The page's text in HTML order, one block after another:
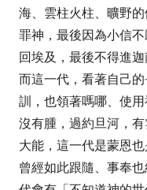
海、雲柱火柱、曠野
罪神，最後因為小信
回埃及，最後不得進
而這一代，看著自己
訓，也領著嗎哪、使
沒有腫，過約旦河，
大能，這一代是蒙恩
曾經如此跟隨、事奉